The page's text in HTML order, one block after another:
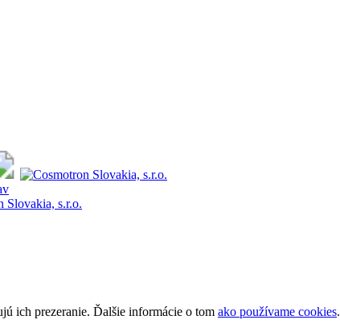
Slovakia, s.r.o.
ich prezeranie. Ďalšie informácie o tom ako používame cookies.